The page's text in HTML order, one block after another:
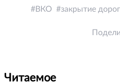
ВКО закрытие дорог
Читаемое